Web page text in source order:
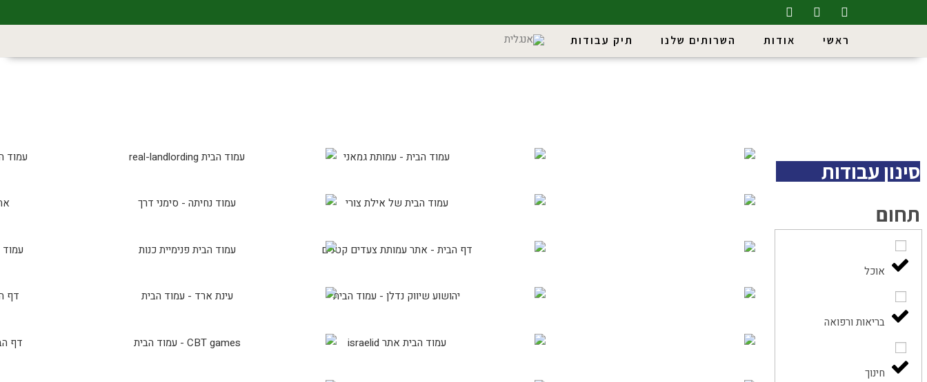
ראשי אודות השרותים שלנו תיק עבודות
סינון עבודות
תחום
אוכל
בריאות ורפואה
חינוך